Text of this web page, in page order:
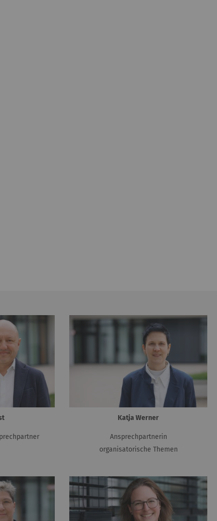
Katja Werner
Ansprechpartnerin
organisatorische Themen